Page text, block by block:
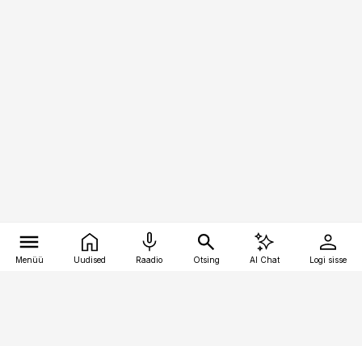
Menüü Uudised Raadio Otsing AI Chat Logi sisse